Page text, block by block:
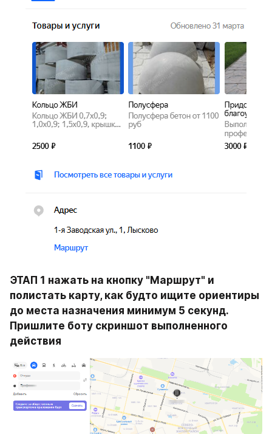
ЭТАП 1 нажать на кнопку "Маршрут" и
полистать карту, как будто ищите ориентиры
до места назначения минимум 5 секунд.
Пришлите боту скриншот выполненного
действия